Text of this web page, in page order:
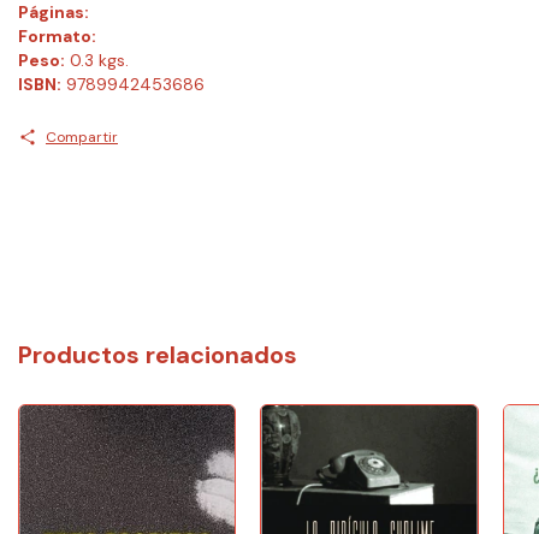
Páginas:
Formato:
Peso: 0.3 kgs.
ISBN: 9789942453686
Compartir
Productos relacionados